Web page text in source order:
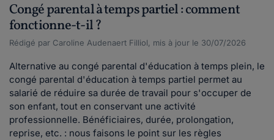
Congé parental à temps partiel : comment
fonctionne-t-il ?
Rédigé par Caroline Audenaert Filliol, mis à jour le 30/07/2026
Alternative au congé parental d'éducation à temps plein, le
congé parental d'éducation à temps partiel permet au
salarié de réduire sa durée de travail pour s'occuper de
son enfant, tout en conservant une activité
professionnelle. Bénéficiaires, durée, prolongation,
reprise, etc. : nous faisons le point sur les règles